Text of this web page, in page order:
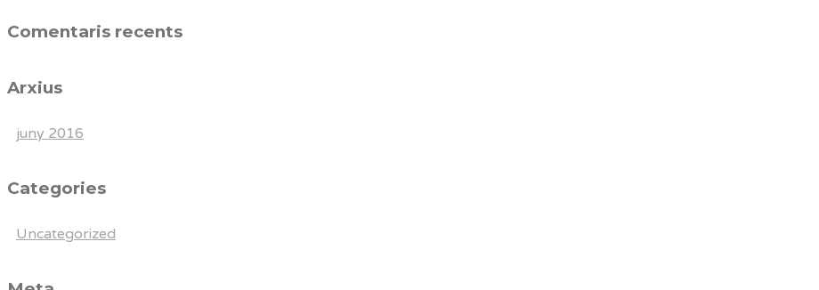
Comentaris recents
Arxius
juny 2016
Categories
Uncategorized